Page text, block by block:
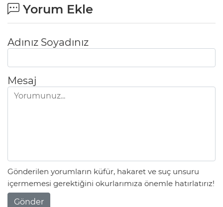
Yorum Ekle
Adınız Soyadınız
Mesaj
Gönderilen yorumların küfür, hakaret ve suç unsuru
içermemesi gerektiğini okurlarımıza önemle hatırlatırız!
Gönder